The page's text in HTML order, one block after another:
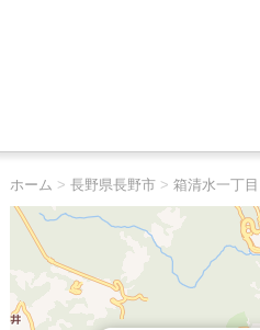
ホーム > 長野県長野市> 箱清水一丁目